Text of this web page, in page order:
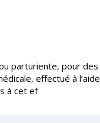
parturiente, pour des
effectué à l’aide
à cet ef